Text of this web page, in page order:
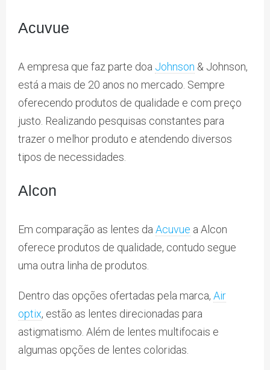
Acuvue
A empresa que faz parte doa Johnson & Johnson,
está a mais de 20 anos no mercado. Sempre
oferecendo produtos de qualidade e com preço
justo. Realizando pesquisas constantes para
trazer o melhor produto e atendendo diversos
tipos de necessidades.
Alcon
Em comparação as lentes da Acuvue a Alcon
oferece produtos de qualidade, contudo segue
uma outra linha de produtos.
Dentro das opções ofertadas pela marca, Air
optix, estão as lentes direcionadas para
astigmatismo. Além de lentes multifocais e
algumas opções de lentes coloridas.